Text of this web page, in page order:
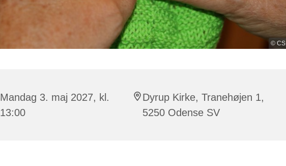
© CS
Mandag 3. maj 2027, kl.
13:00
Dyrup Kirke, Tranehøjen 1,
5250 Odense SV